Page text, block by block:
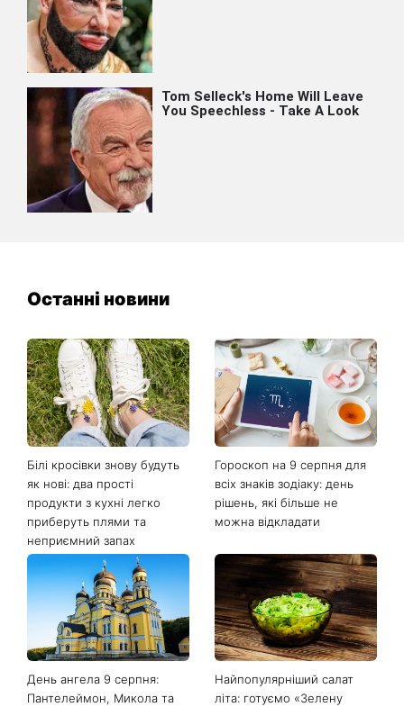
Останні новини
Білі кросівки знову будуть
як нові: два прості
продукти з кухні легко
приберуть плями та
неприємний запах
Гороскоп на 9 серпня для
всіх знаків зодіаку: день
рішень, які більше не
можна відкладати
День ангела 9 серпня:
Пантелеймон, Микола та
Найпопулярніший салат
літа: готуємо «Зелену